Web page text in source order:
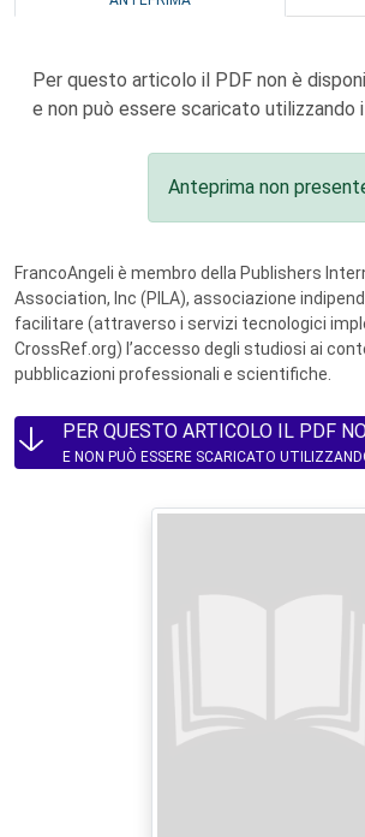
Per questo articolo il PDF non è
e non può essere scaricato utilizzando
Anteprima non
FrancoAngeli è membro della Publishers
Association, Inc (PILA), associazione
facilitare (attraverso i servizi tecnologici
CrossRef.org) l’accesso degli studiosi ai
pubblicazioni professionali e scientifiche.
PER QUESTO ARTICOLO IL PDF
E NON PUÒ ESSERE SCARICATO